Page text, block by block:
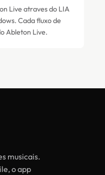
Live atraves do LIA
Cada fluxo de
Ableton Live.
musicais.
o app